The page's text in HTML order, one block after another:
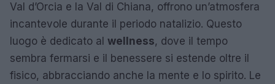
Val d’Orcia e la Val di Chiana, offrono un’atmosfera
incantevole durante il periodo natalizio. Questo
luogo è dedicato al wellness, dove il tempo
sembra fermarsi e il benessere si estende oltre il
fisico, abbracciando anche la mente e lo spirito. Le